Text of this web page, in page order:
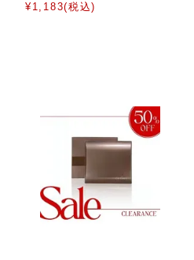
¥1,183(税込)